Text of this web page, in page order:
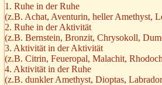
1. Ruhe in der Ruhe
(z.B. Achat, Aventurin, heller Amethyst,
2. Ruhe in der Aktivität
(z.B. Bernstein, Bronzit, Chrysokoll,
3. Aktivität in der Aktivität
(z.B. Citrin, Feueropal, Malachit,
4. Aktivität in der Ruhe
(z.B. dunkler Amethyst, Dioptas,